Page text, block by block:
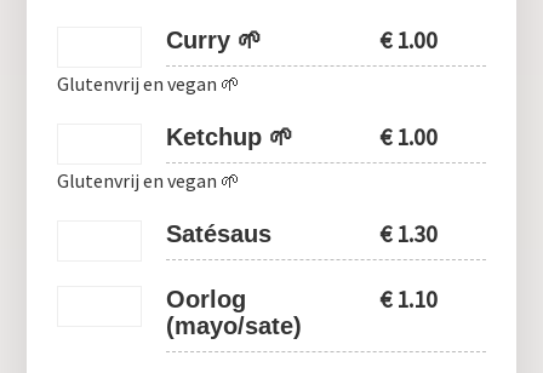
Curry 🌱 €1.00
Glutenvrij en vegan 🌱
Ketchup 🌱 €1.00
Glutenvrij en vegan 🌱
Satésaus €1.30
Oorlog
(mayo/sate)
€1.10